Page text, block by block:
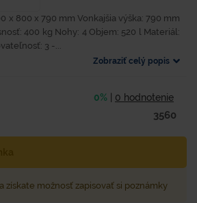
x 800 x 790 mm Vonkajšia výška: 790 mm
400 kg Nohy: 4 Objem: 520 l Materiál:
3 -...
Zobraziť celý popis
0% 0 hodnotenie
3560
a získate možnosť zapisovať si poznámky